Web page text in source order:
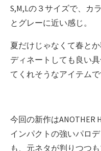
S,M,Lの３サイズで、カ
とグレーに近い感じ。
夏だけじゃなくて春と
ディネートしても良い
てくれそうなアイテム
今回の新作はANOTHER
インパクトの強いパロ
も、元ネタが判りつつ